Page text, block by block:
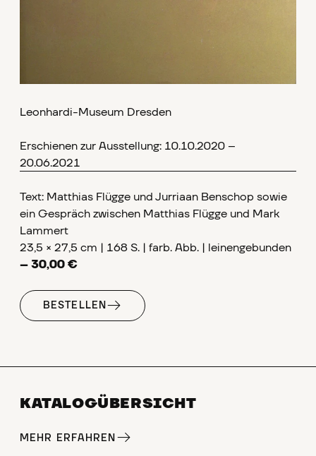
Leonhardi-Museum Dresden
Erschienen zur Ausstellung: 10.10.2020 –
20.06.2021
Text: Matthias Flügge und Jurriaan Benschop sowie
ein Gespräch zwischen Matthias Flügge und Mark
Lammert
23,5 × 27,5 cm | 168 S. | farb. Abb. | leinengebunden
– 30,00 €
BESTELLEN
KATALOGÜBERSICHT
MEHR ERFAHREN